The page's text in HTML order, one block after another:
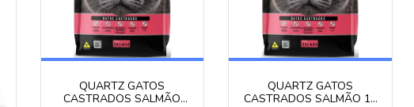
QUARTZ GATOS
CASTRADOS SALMÃO
QUARTZ GATOS
CASTRADOS SALMÃO 15